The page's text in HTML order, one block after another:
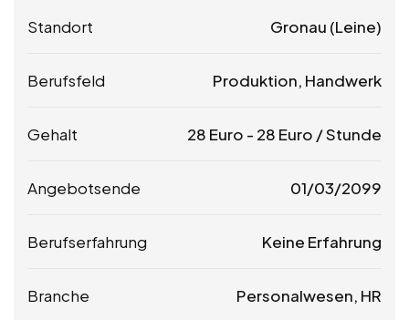
Standort Gronau (Leine)
Berufsfeld Produktion, Handwerk
Gehalt 28 Euro - 28 Euro / Stunde
Angebotsende 01/03/2099
Berufserfahrung Keine Erfahrung
Branche Personalwesen, HR